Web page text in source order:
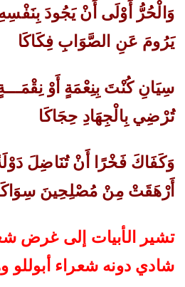
وَالْحُرُّ أَوْلَى أَنْ يَجُودَ
يَرُومَ عَنِ الصَّوَابِ فِكَاكَا
سِيَانِ كُنْتَ بِنِعْمَةٍ أَوْ
تُرْضِي بِالْجِهَادِ حِجَاكَا
وَكَفَاكَ فَخْرًا أَنْ تُنَاضِلَ
أَرْهَقَتْ مِنْ مُصْلِحِينَ
تشير الأبيات إلى غرض
شادي دونه شعراء أبوللو